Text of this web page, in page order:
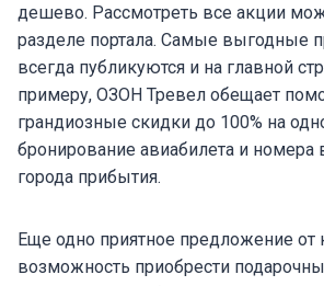
дешево. Рассмотреть все акции
разделе портала. Самые выгодные
всегда публикуются и на главной
примеру, ОЗОН Тревел обещает
грандиозные скидки до 100% на
бронирование авиабилета и номера
города прибытия.
Еще одно приятное предложение от
возможность приобрести